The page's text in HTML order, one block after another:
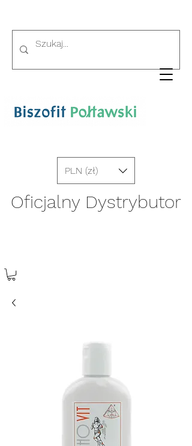
PLN (zł)
Oficjalny Dystrybutor